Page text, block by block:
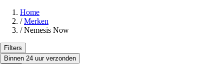
Home
/ Merken
/ Nemesis Now
Filters
Binnen 24 uur verzonden